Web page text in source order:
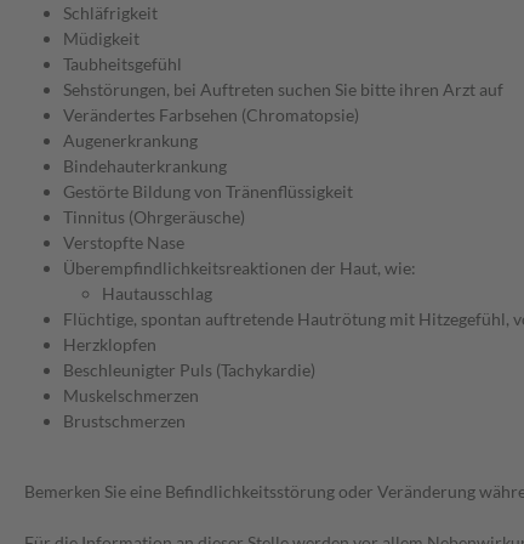
Schläfrigkeit
Müdigkeit
Taubheitsgefühl
Sehstörungen, bei Auftreten suchen Sie bitte ihren Arzt auf
Verändertes Farbsehen (Chromatopsie)
Augenerkrankung
Bindehauterkrankung
Gestörte Bildung von Tränenflüssigkeit
Tinnitus (Ohrgeräusche)
Verstopfte Nase
Überempfindlichkeitsreaktionen der Haut, wie:
Hautausschlag
Flüchtige, spontan auftretende Hautrötung mit Hitzegefühl,
Herzklopfen
Beschleunigter Puls (Tachykardie)
Muskelschmerzen
Brustschmerzen
Bemerken Sie eine Befindlichkeitsstörung oder Veränderung